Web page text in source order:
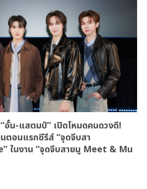
อั๋น-แสตมป์” เปิดโหมดคนดวงดี!
ตอนแรกซีรีส์ “จุดจีบสา
ในงาน “จุดจีบสายมู Meet & Mu